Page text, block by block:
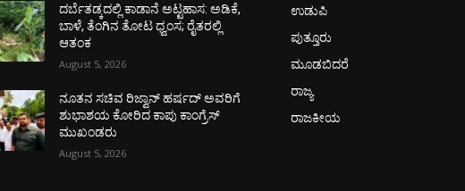
ದರ್ಬೆತಡ್ಕದಲ್ಲಿ ಕಾಡಾನೆ ಅಟ್ಟಹಾಸ: ಅಡಿಕೆ,
ಬಾಳೆ, ತೆಂಗಿನ ತೋಟ ಧ್ವಂಸ; ರೈತರಲ್ಲಿ
ಆತಂಕ
August 5, 2026
ನೂತನ ಸಚಿವ ರಿಜ್ವಾನ್ ಹರ್ಷದ್ ಅವರಿಗೆ
ಶುಭಾಶಯ ಕೋರಿದ ಕಾಪು ಕಾಂಗ್ರೆಸ್
ಮುಖಂಡರು
August 5, 2026
ಉಡುಪಿ
ಪುತ್ತೂರು
ಮೂಡಬಿದರೆ
ರಾಜ್ಯ
ರಾಜಕೀಯ